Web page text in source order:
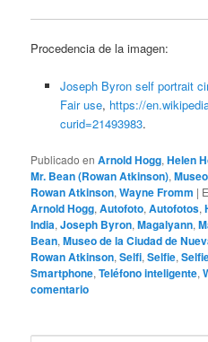
Procedencia de la imagen:
Joseph Byron self portrait
Fair use, https://
curid=21493983.
Publicado en Arnold Hogg,Helen
Mr. Bean (Rowan Atkinson),
Rowan Atkinson,Wayne Fromm |
Arnold Hogg,Autofoto,Autofotos,
India,Joseph Byron,Magalyann,
Bean,Museo de la Ciudad de
Rowan Atkinson,Selfi,Selfie,
Smartphone,Teléfono inteligente,
comentario